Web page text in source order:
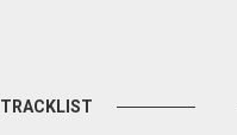
TRACKLIST